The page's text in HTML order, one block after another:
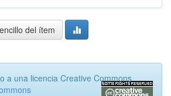
del ítem
a una licencia Creative Commons